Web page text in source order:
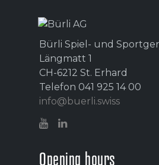
Bürli Spiel- und
Längmatt 1
CH-6212 St. Erhard
Telefon 041 925 14 00
info@buerli.swiss
Opening hours